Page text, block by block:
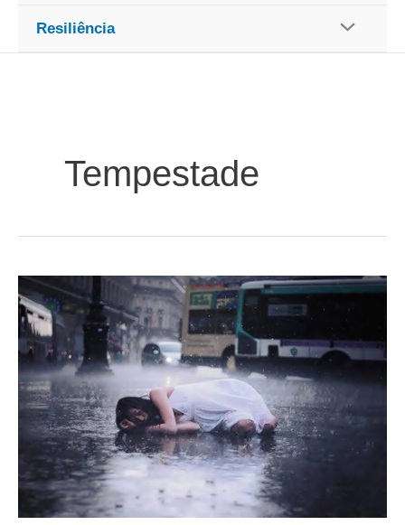
Resiliência
Tempestade